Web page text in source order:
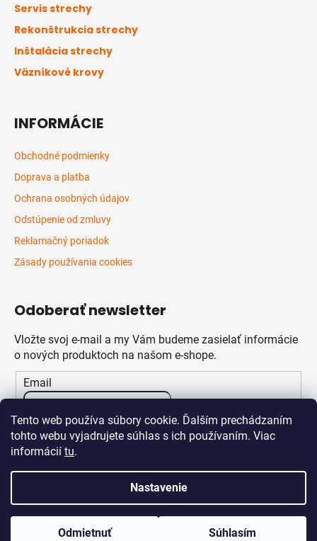
Tento web používa súbory cookie. Ďalším prechádzaním
tohto webu vyjadrujete súhlas s ich používaním. Viac
informácií tu.
Nastavenie
Odmietnuť Súhlasím
Servis strechy
Rekonštrukcia strechy
Inštalácia strechy
Väzníkové krovy
INFORMÁCIE
Obchodné podmienky
Doprava a platba
Ochrana osobných údajov
Odstúpenie od zmluvy
Reklamačný poriadok
Zásady používania cookies
Odoberať newsletter
Vložte svoj e-mail a my Vám budeme zasielať informácie
o nových produktoch na našom e-shope.
Email
Vložením e-mailu súhlasíte spodmienkami ochrany
osobných údajov
PRIHLÁSIŤ SA